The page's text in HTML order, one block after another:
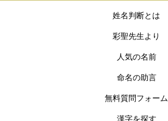
姓名判断とは
彩聖先生より
人気の名前
命名の助言
無料質問フォーム
漢字を探す